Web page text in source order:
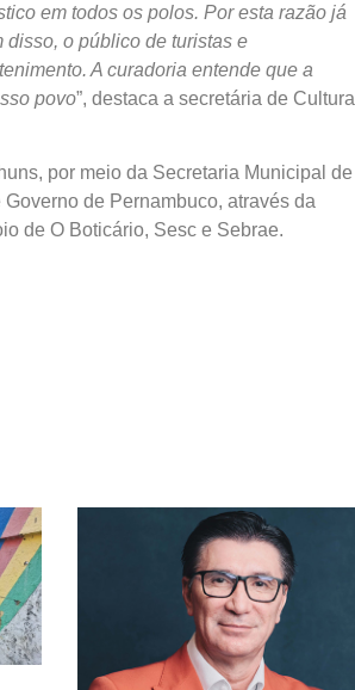
em todos os polos. Por esta razão já
disso, o público de turistas e
A curadoria entende que a
povo”, destaca a secretária de Cultura
por meio da Secretaria Municipal de
de Pernambuco, através da
de O Boticário, Sesc e Sebrae.